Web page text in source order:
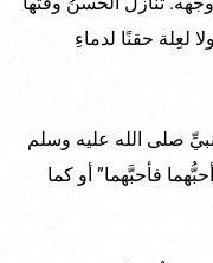
لعِلة حقنًا لدماءِ
صلى الله عليه وسلم
فأحبَّهما” أو كما